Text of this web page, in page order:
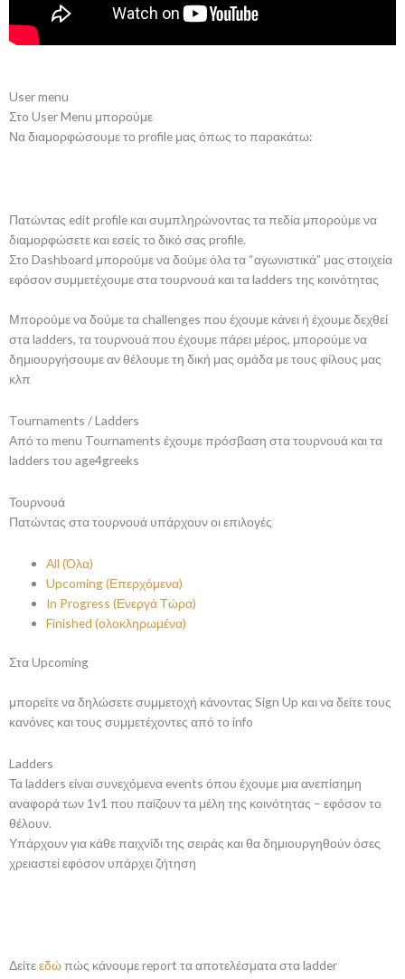
User menu
Στo User Menu μπορούμε
Να διαμορφώσουμε το profile μας όπως το παρακάτω:
Πατώντας edit profile και συμπληρώνοντας τα πεδία μπορούμε να
διαμορφώσετε και εσείς το δικό σας profile.
Στο Dashboard μπορούμε να δούμε όλα τα “αγωνιστικά” μας στοιχεία
εφόσον συμμετέχουμε στα τουρνουά και τα ladders της κοινότητας
Μπορούμε να δούμε τα challenges που έχουμε κάνει ή έχουμε δεχθεί
στα ladders, τα τουρνουά που έχουμε πάρει μέρος, μπορούμε να
δημιουργήσουμε αν θέλουμε τη δική μας ομάδα με τους φίλους μας
κλπ
Tournaments / Ladders
Από το menu Tournaments έχουμε πρόσβαση στα τουρνουά και τα
ladders του age4greeks
Τουρνουά
Πατώντας στα τουρνουά υπάρχουν οι επιλογές
All (Όλα)
Upcoming (Επερχόμενα)
In Progress (Ενεργά Τώρα)
Finished (ολοκληρωμένα)
Στα Upcoming
μπορείτε να δηλώσετε συμμετοχή κάνοντας Sign Up και να δείτε τους
κανόνες και τους συμμετέχοντες από το info
Ladders
Τα ladders είναι συνεχόμενα events όπου έχουμε μια ανεπίσημη
αναφορά των 1v1 που παίζουν τα μέλη της κοινότητας – εφόσον το
θέλουν.
Υπάρχουν για κάθε παιχνίδι της σειράς και θα δημιουργηθούν όσες
χρειαστεί εφόσον υπάρχει ζήτηση
Δείτεεδώπώς κάνουμε report τα αποτελέσματα στα ladder